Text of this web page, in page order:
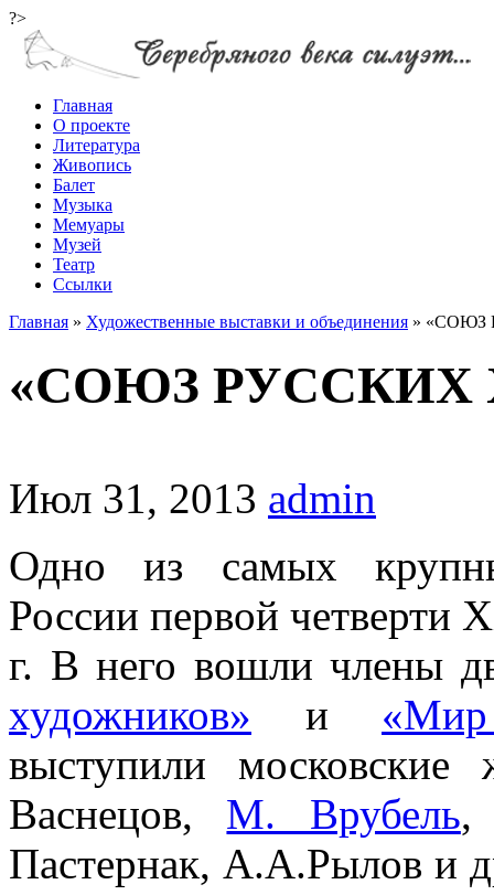
?>
Главная
О проекте
Литература
Живопись
Балет
Музыка
Мемуары
Музей
Театр
Ссылки
Главная » Художественные выставки и объединения » «СОЮЗ
«СОЮЗ
Июл 31, 2013 admin
Одно из самых
России первой четверти
г. В него вошли члены
художников» и «Мир
выступили
Васнецов, М. Врубель,
Пастернак, А.А.Рылов и